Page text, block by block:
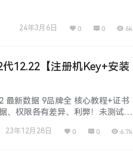
24年3月6日 0 0 6k
12.22【注册机Key+安装
最新数据 9品牌全 核心教程+证书
、权限各有差异、利弊！未测试,
23年12月28日 0 0 6.7k